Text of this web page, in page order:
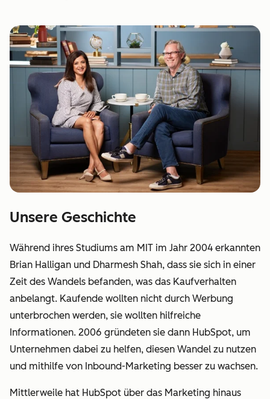
Unsere Geschichte
Während ihres Studiums am MIT im Jahr 2004 erkannten
Brian Halligan und Dharmesh Shah, dass sie sich in einer
Zeit des Wandels befanden, was das Kaufverhalten
anbelangt. Kaufende wollten nicht durch Werbung
unterbrochen werden, sie wollten hilfreiche
Informationen. 2006 gründeten sie dann HubSpot, um
Unternehmen dabei zu helfen, diesen Wandel zu nutzen
und mithilfe von Inbound-Marketing besser zu wachsen.
Mittlerweile hat HubSpot über das Marketing hinaus